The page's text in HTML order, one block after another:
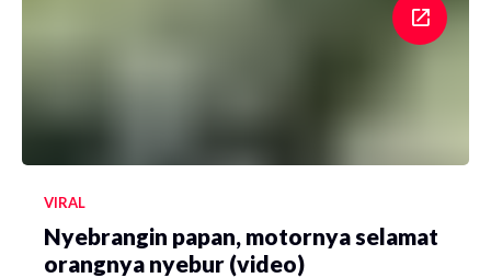
VIRAL
Nyebrangin papan, motornya selamat
orangnya nyebur (video)